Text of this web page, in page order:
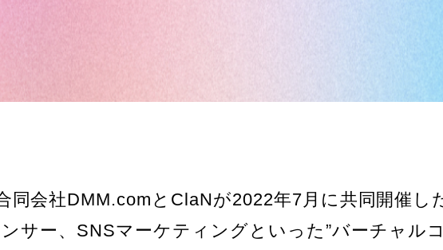
同会社DMM.comとClaNが2022年7月に共同開催
サー、SNSマーケティングといった”バーチャル